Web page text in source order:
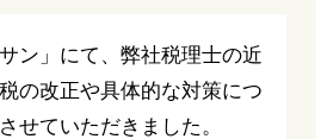
ン」にて、弊社税理士の近
の改正や具体的な対策につ
せていただきました。